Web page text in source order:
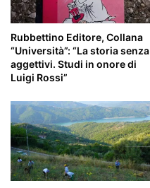
Rubbettino Editore, Collana
“Università”: “La storia senza
aggettivi. Studi in onore di
Luigi Rossi”